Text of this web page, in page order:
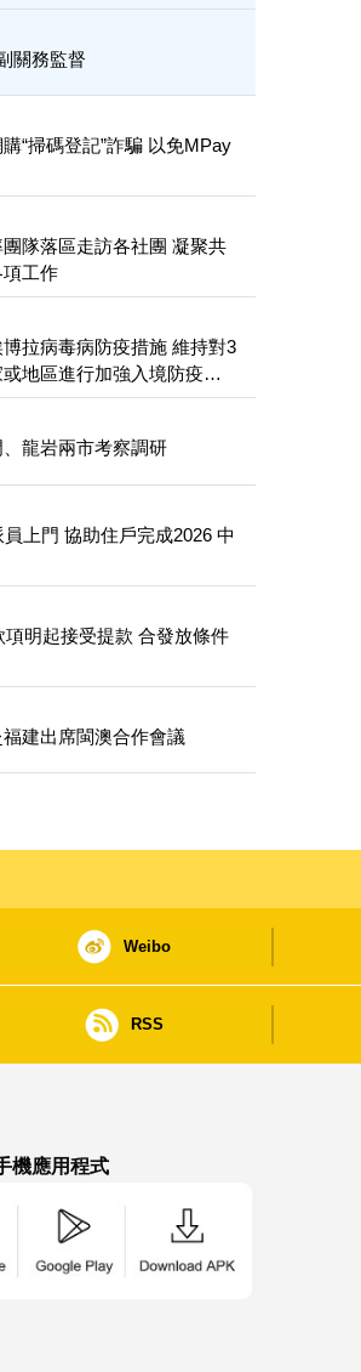
關務監督
“掃碼登記”詐騙 以免MPay
隊落區走訪各社團 凝聚共
工作
拉病毒病防疫措施 維持對3
地區進行加強入境防疫措
龍岩兩市考察調研
完成2026 中
接受提款 合發放條件
建出席閩澳合作會議
Weibo
RSS
機應用程式